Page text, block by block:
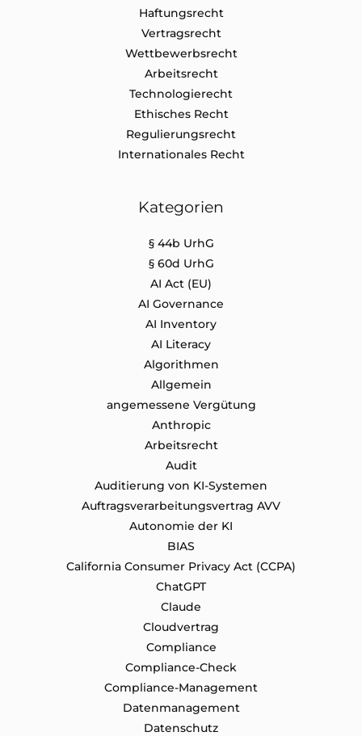
Haftungsrecht
Vertragsrecht
Wettbewerbsrecht
Arbeitsrecht
Technologierecht
Ethisches Recht
Regulierungsrecht
Internationales Recht
Kategorien
§ 44b UrhG
§ 60d UrhG
AI Act (EU)
AI Governance
AI Inventory
AI Literacy
Algorithmen
Allgemein
angemessene Vergütung
Anthropic
Arbeitsrecht
Audit
Auditierung von KI-Systemen
Auftragsverarbeitungsvertrag AVV
Autonomie der KI
BIAS
California Consumer Privacy Act (CCPA)
ChatGPT
Claude
Cloudvertrag
Compliance
Compliance-Check
Compliance-Management
Datenmanagement
Datenschutz